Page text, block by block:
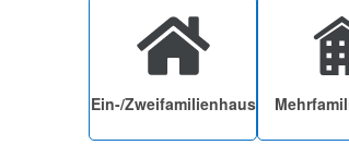
Ein-/Zweifamilienhaus